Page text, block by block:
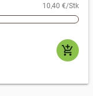
10,40 €/Stk
add_shopping_cart